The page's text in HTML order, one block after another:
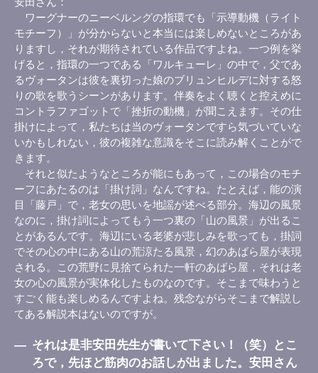
ワーグナーのニーベルングの指環でも「示導動機（ライト
モチーフ）」が分からないと本当には楽しめないところがあ
りますし，それが期待されている作品ですよね。一つ例を挙
げると，指環の一つである「ワルキューレ」の中で，父であ
るヴォータンは彼を裏切った娘のブリュンヒルデに対する怒
りの歌を歌うシーンがあります。伴奏をよく聴くと控えめに
コントラファゴットで「挫折の動機」が聞こえます。その仕
掛けによって，私たちは当のヴォータンですら気づいていな
いかもしれない，彼の複雑な意識をそこに読み解くことがで
きます。
それと似たようなところが能にもあって，この場合のモチ
ーフにあたるのは「掛け詞」なんですね。たとえば，能の演
目「藤戸」で，老女の思いを地謡が述べる部分。海辺の風景
なのに，掛け詞によってもう一つ裏の「山の風景」が出るこ
とがあるんです。海辺にいる老婆が悲しみを歌っても，掛詞
でその心の中にある山の荒涼たる風景，幻のあばら屋が表現
される。この荒野に見捨てられた一軒のあばら屋，それは老
女の心の風景が実体化したものなのです。そこまで味わうと
すごく能も楽しめるんですよね。残念ながらそこまで解説し
てある解説本はないのですが。
― それは是非安田先生が書いて下さい！（笑）とこ
ろで，先ほど筋肉のお話しが出ました。安田さん